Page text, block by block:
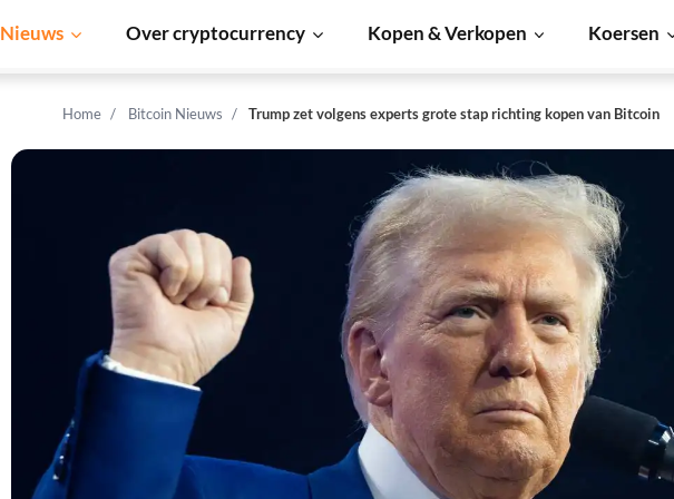
Nieuws Over cryptocurrency Kopen & Verkopen Koersen
Home Bitcoin Nieuws Trump zet volgens experts grote stap richting kopen van Bitcoin